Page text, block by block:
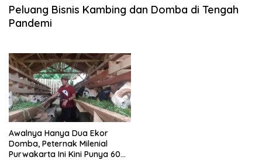
Peluang Bisnis Kambing dan Domba di Tengah
Pandemi
Awalnya Hanya Dua Ekor
Domba, Peternak Milenial
Purwakarta Ini Kini Punya 60